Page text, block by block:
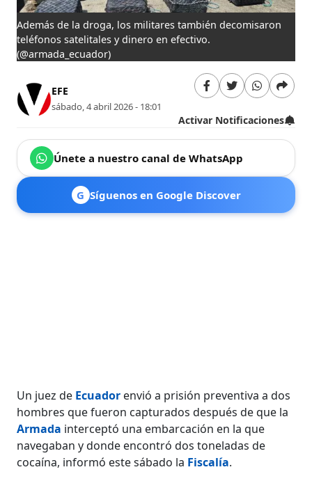
Además de la droga, los militares también decomisaron
teléfonos satelitales y dinero en efectivo.
(@armada_ecuador)
EFE
sábado, 4 abril 2026 - 18:01
Activar Notificaciones
Únete a nuestro canal de WhatsApp
G Síguenos en Google Discover
Un juez de Ecuador envió a prisión preventiva a dos
hombres que fueron capturados después de que la
Armada interceptó una embarcación en la que
navegaban y donde encontró dos toneladas de
cocaína, informó este sábado la Fiscalía.